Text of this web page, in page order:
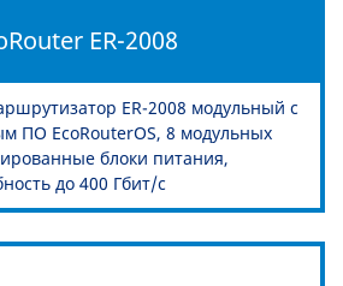
ER-2008
ER-2008 модульный с
ПО EcoRouterOS, 8 модульных
блоки питания,
до 400 Гбит/c